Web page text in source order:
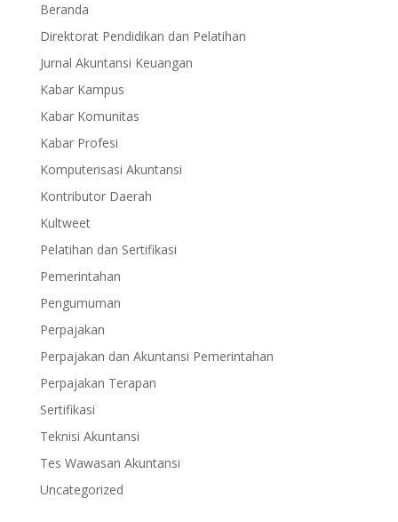
Beranda
Direktorat Pendidikan dan Pelatihan
Jurnal Akuntansi Keuangan
Kabar Kampus
Kabar Komunitas
Kabar Profesi
Komputerisasi Akuntansi
Kontributor Daerah
Kultweet
Pelatihan dan Sertifikasi
Pemerintahan
Pengumuman
Perpajakan
Perpajakan dan Akuntansi Pemerintahan
Perpajakan Terapan
Sertifikasi
Teknisi Akuntansi
Tes Wawasan Akuntansi
Uncategorized